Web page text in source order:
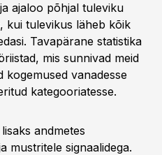
ajaloo põhjal tuleviku
kui tulevikus läheb kõik
Tavapärane statistika
mis sunnivad meid
vanadesse
kategooriatesse.
andmetes
mustritele signaalidega.